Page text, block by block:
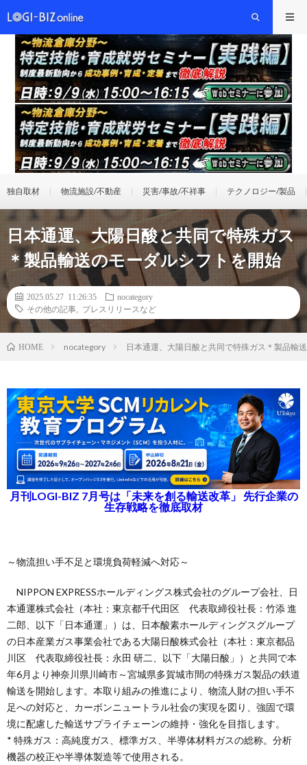
独自取材 物流施設/不動産 災害/事故/不祥事 テクノロジー/製品
日本通運、大陽日酸と共同で特殊ガス
＊製品輸送のモーダルシフトを開始
2025.05.27 11:26:35
nocategory
その他の記事
プレスリリースなど
HOME nocategory 日本通運、大陽日酸と共同で特殊ガス＊製品輸
月刊LOGI-BIZ 7月号は「未来を創る輸送改革」 先行企業の
生存戦略を徹底取材
～物流担い手不足と環境負荷軽減へ対応～
NIPPON EXPRESSホールディングス株式会社のグループ会社、日
本通運株式会社（本社：東京都千代田区 代表取締役社長：竹添 進
二郎、以下「日本通運」）は、日本酸素ホールディングスグループ
の日本産業ガス事業会社である大陽日酸株式会社（本社：東京都品
川区 代表取締役社長：永田 研二、以下「大陽日酸」）と共同で本
年6月より神奈川県川崎市～宮城県多賀城市間の特殊ガス製品の鉄道
輸送を開始します。本取り組みの推進により、物流人財の担い手不
足への対応と、カーボンニュートラル社会の実現を図り、強固で環
境に配慮した輸送サプライチェーンの維持・強化を目指します。
* 特殊ガス：高純度ガス、標準ガス、半導体材料ガスの総称。分析
機器の校正や半導体製造等で使用される。